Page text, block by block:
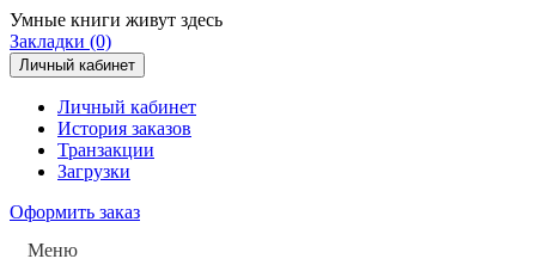
Умные книги живут здесь
Закладки (0)
Личный кабинет
Личный кабинет
История заказов
Транзакции
Загрузки
Оформить заказ
Меню